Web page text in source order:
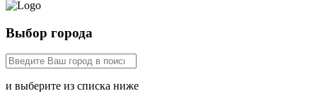
Выбор города
и выберите из списка ниже